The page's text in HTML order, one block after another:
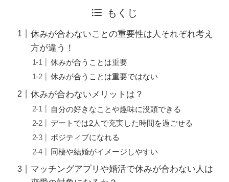
もくじ
休みが合わないことの重要性は人それぞれ考え
方が違う！
休みが合うことは重要
休みが合うことは重要ではない
休みが合わないメリットは？
自分の好きなことや趣味に没頭できる
デートでは2人で充実した時間を過ごせる
ポジティブになれる
同棲や結婚がイメージしやすい
マッチングアプリや婚活で休みが合わない人は